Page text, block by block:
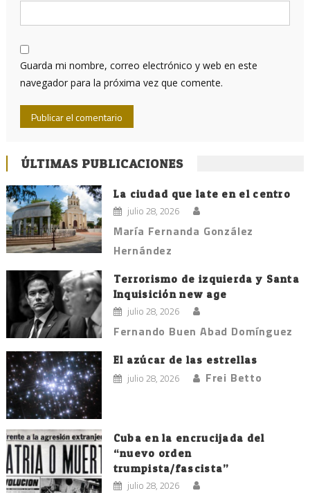
Guarda mi nombre, correo electrónico y web en este
navegador para la próxima vez que comente.
ÚLTIMAS PUBLICACIONES
La ciudad que late en el centro
julio 28, 2026
María Fernanda González
Hernández
Terrorismo de izquierda y Santa
Inquisición new age
julio 28, 2026
Fernando Buen Abad Domínguez
El azúcar de las estrellas
julio 28, 2026 Frei Betto
Cuba en la encrucijada del
“nuevo orden
trumpista/fascista”
julio 28, 2026